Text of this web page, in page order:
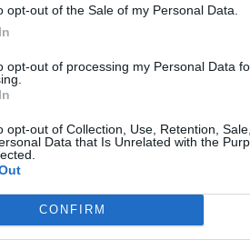
opt-out of the Sale of my Personal Data.
opt-out of processing my Personal Data
opt-out of Collection, Use, Retention,
Data that Is Unrelated with the
CONFIRM
de la temporada, por lo que
se le insta a continuar fuera
notorio en la temporada